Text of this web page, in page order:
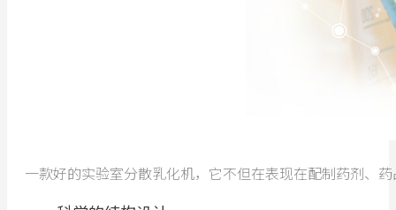
一款好的实验室分散乳化机，它不但在表现在配制药剂、